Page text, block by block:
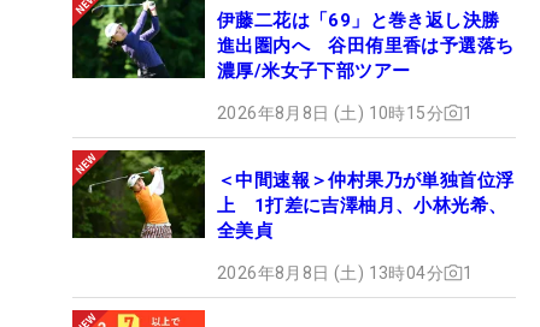
伊藤二花は「69」と巻き返し決勝
進出圏内へ 谷田侑里香は予選落ち
濃厚/米女子下部ツアー
2026年8月8日 (土) 10時15分 1
＜中間速報＞仲村果乃が単独首位浮
上 1打差に吉澤柚月、小林光希、
全美貞
2026年8月8日 (土) 13時04分 1